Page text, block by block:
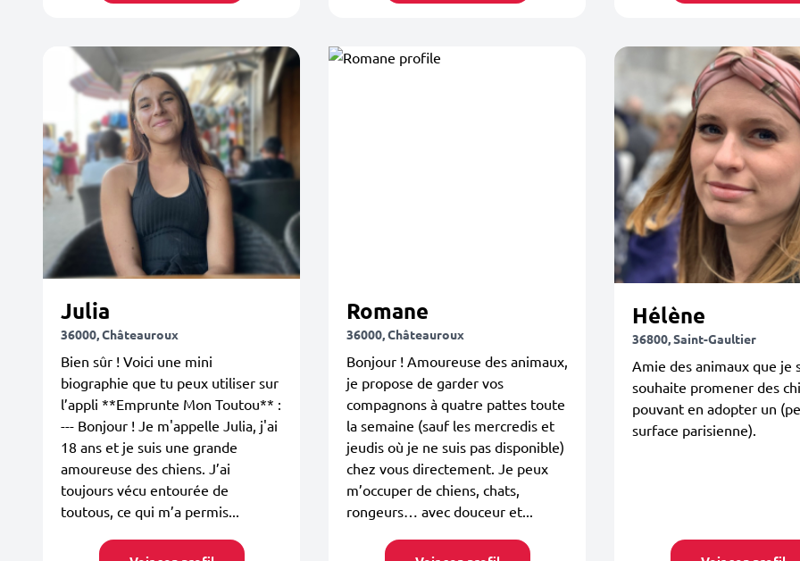
Julia
36000, Châteauroux
Bien sûr ! Voici une mini
biographie que tu peux utiliser sur
l’appli **Emprunte Mon Toutou** :
--- Bonjour ! Je m'appelle Julia, j'ai
18 ans et je suis une grande
amoureuse des chiens. J’ai
toujours vécu entourée de
toutous, ce qui m’a permis...
Romane
36000, Châteauroux
Bonjour ! Amoureuse des animaux,
je propose de garder vos
compagnons à quatre pattes toute
la semaine (sauf les mercredis et
jeudis où je ne suis pas disponible)
chez vous directement. Je peux
m’occuper de chiens, chats,
rongeurs… avec douceur et...
Hélène
36800, Saint-Gaultier
Amie des animaux que je
souhaite promener des
pouvant en adopter un
surface parisienne).